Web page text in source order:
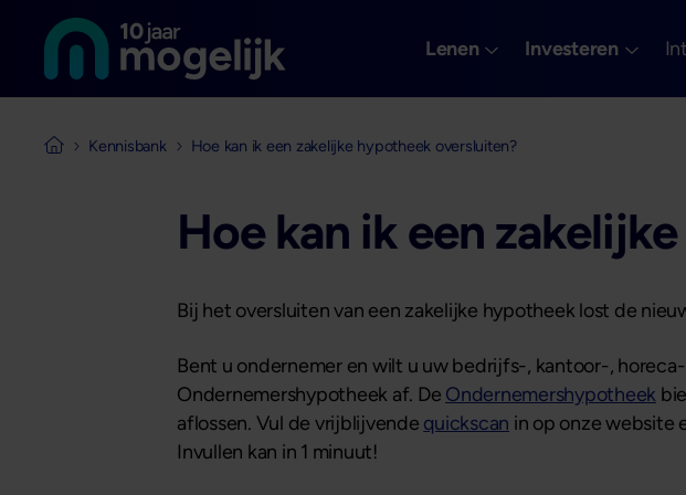
Overslaan en naar de inhoud gaan
Naar de homepage van
Lenen Investeren
Naar de homepage van Mogelijk Vastgoedfinancieringen
Kennisbank Hoe kan ik een zakelijke hypotheek oversluiten?
Hoe kan ik een
Bij het oversluiten van een zakelijke hypotheek lost de
Bent u ondernemer en wilt u uw bedrijfs-, kantoor-,
Ondernemershypotheek af. De Ondernemershypotheek
aflossen. Vul de vrijblijvende quickscan in op onze website
Invullen kan in 1 minuut!